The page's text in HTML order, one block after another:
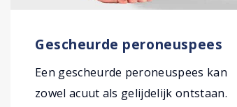
Gescheurde peroneuspees
Een gescheurde peroneuspees kan
zowel acuut als gelijdelijk ontstaan.